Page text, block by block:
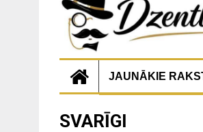
JAUNĀKIE
SVARĪGI